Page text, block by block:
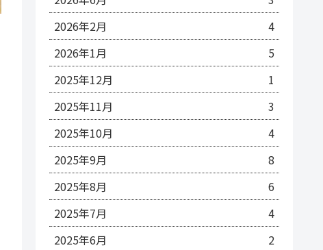
2026年2月
4
2026年1月
5
2025年12月
1
2025年11月
3
2025年10月
4
2025年9月
8
2025年8月
6
2025年7月
4
2025年6月
2